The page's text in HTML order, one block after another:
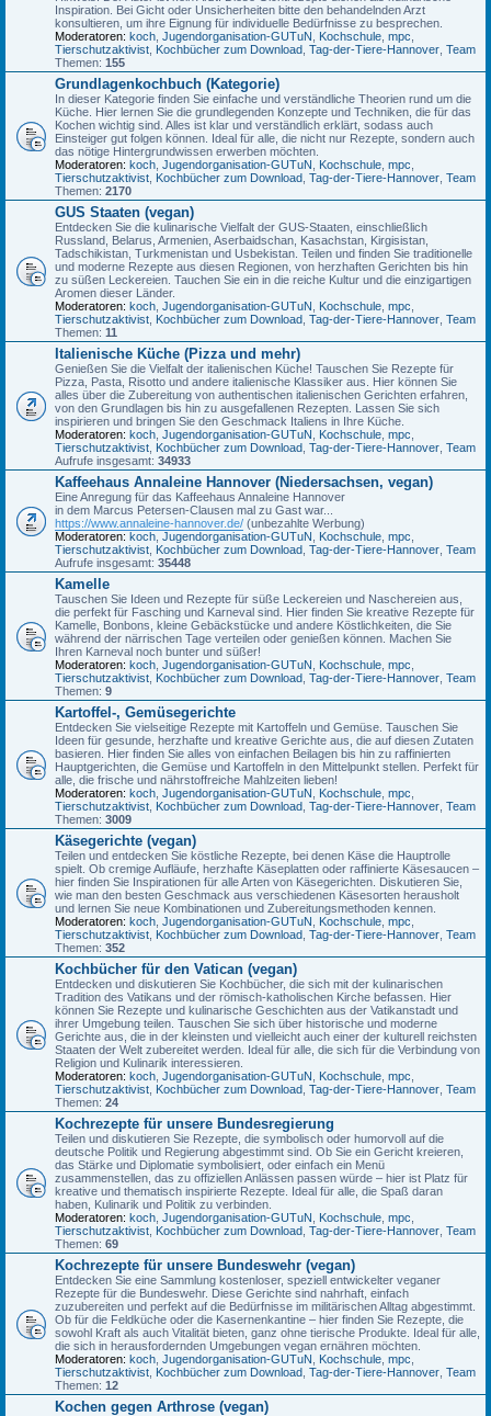
Inspiration. Bei Gicht oder Unsicherheiten bitte den behandelnden Arzt
konsultieren, um ihre Eignung für individuelle Bedürfnisse zu besprechen.
Moderatoren: koch Jugendorganisation-GUTuN Kochschule mpc
Tierschutzaktivist Kochbücher zum Download Tag-der-Tiere-Hannover Team
Themen: 155
Grundlagenkochbuch (Kategorie)
In dieser Kategorie finden Sie einfache und verständliche Theorien rund um die
Küche. Hier lernen Sie die grundlegenden Konzepte und Techniken, die für das
Kochen wichtig sind. Alles ist klar und verständlich erklärt, sodass auch
Einsteiger gut folgen können. Ideal für alle, die nicht nur Rezepte, sondern auch
das nötige Hintergrundwissen erwerben möchten.
Moderatoren: koch Jugendorganisation-GUTuN Kochschule mpc
Tierschutzaktivist Kochbücher zum Download Tag-der-Tiere-Hannover Team
Themen: 2170
GUS Staaten (vegan)
Entdecken Sie die kulinarische Vielfalt der GUS-Staaten, einschließlich
Russland, Belarus, Armenien, Aserbaidschan, Kasachstan, Kirgisistan,
Tadschikistan, Turkmenistan und Usbekistan. Teilen und finden Sie traditionelle
und moderne Rezepte aus diesen Regionen, von herzhaften Gerichten bis hin
zu süßen Leckereien. Tauchen Sie ein in die reiche Kultur und die einzigartigen
Aromen dieser Länder.
Moderatoren: koch Jugendorganisation-GUTuN Kochschule mpc
Tierschutzaktivist Kochbücher zum Download Tag-der-Tiere-Hannover Team
Themen: 11
Italienische Küche (Pizza und mehr)
Genießen Sie die Vielfalt der italienischen Küche! Tauschen Sie Rezepte für
Pizza, Pasta, Risotto und andere italienische Klassiker aus. Hier können Sie
alles über die Zubereitung von authentischen italienischen Gerichten erfahren,
von den Grundlagen bis hin zu ausgefallenen Rezepten. Lassen Sie sich
inspirieren und bringen Sie den Geschmack Italiens in Ihre Küche.
Moderatoren: koch Jugendorganisation-GUTuN Kochschule mpc
Tierschutzaktivist Kochbücher zum Download Tag-der-Tiere-Hannover Team
Aufrufe insgesamt: 34933
Kaffeehaus Annaleine Hannover (Niedersachsen, vegan)
Eine Anregung für das Kaffeehaus Annaleine Hannover
in dem Marcus Petersen-Clausen mal zu Gast war...
https://www.annaleine-hannover.de/ (unbezahlte Werbung)
Moderatoren: koch Jugendorganisation-GUTuN Kochschule mpc
Tierschutzaktivist Kochbücher zum Download Tag-der-Tiere-Hannover Team
Aufrufe insgesamt: 35448
Kamelle
Tauschen Sie Ideen und Rezepte für süße Leckereien und Naschereien aus,
die perfekt für Fasching und Karneval sind. Hier finden Sie kreative Rezepte für
Kamelle, Bonbons, kleine Gebäckstücke und andere Köstlichkeiten, die Sie
während der närrischen Tage verteilen oder genießen können. Machen Sie
Ihren Karneval noch bunter und süßer!
Moderatoren: koch Jugendorganisation-GUTuN Kochschule mpc
Tierschutzaktivist Kochbücher zum Download Tag-der-Tiere-Hannover Team
Themen: 9
Kartoffel-, Gemüsegerichte
Entdecken Sie vielseitige Rezepte mit Kartoffeln und Gemüse. Tauschen Sie
Ideen für gesunde, herzhafte und kreative Gerichte aus, die auf diesen Zutaten
basieren. Hier finden Sie alles von einfachen Beilagen bis hin zu raffinierten
Hauptgerichten, die Gemüse und Kartoffeln in den Mittelpunkt stellen. Perfekt für
alle, die frische und nährstoffreiche Mahlzeiten lieben!
Moderatoren: koch Jugendorganisation-GUTuN Kochschule mpc
Tierschutzaktivist Kochbücher zum Download Tag-der-Tiere-Hannover Team
Themen: 3009
Käsegerichte (vegan)
Teilen und entdecken Sie köstliche Rezepte, bei denen Käse die Hauptrolle
spielt. Ob cremige Aufläufe, herzhafte Käseplatten oder raffinierte Käsesaucen –
hier finden Sie Inspirationen für alle Arten von Käsegerichten. Diskutieren Sie,
wie man den besten Geschmack aus verschiedenen Käsesorten herausholt
und lernen Sie neue Kombinationen und Zubereitungsmethoden kennen.
Moderatoren: koch Jugendorganisation-GUTuN Kochschule mpc
Tierschutzaktivist Kochbücher zum Download Tag-der-Tiere-Hannover Team
Themen: 352
Kochbücher für den Vatican (vegan)
Entdecken und diskutieren Sie Kochbücher, die sich mit der kulinarischen
Tradition des Vatikans und der römisch-katholischen Kirche befassen. Hier
können Sie Rezepte und kulinarische Geschichten aus der Vatikanstadt und
ihrer Umgebung teilen. Tauschen Sie sich über historische und moderne
Gerichte aus, die in der kleinsten und vielleicht auch einer der kulturell reichsten
Staaten der Welt zubereitet werden. Ideal für alle, die sich für die Verbindung von
Religion und Kulinarik interessieren.
Moderatoren: koch Jugendorganisation-GUTuN Kochschule mpc
Tierschutzaktivist Kochbücher zum Download Tag-der-Tiere-Hannover Team
Themen: 24
Kochrezepte für unsere Bundesregierung
Teilen und diskutieren Sie Rezepte, die symbolisch oder humorvoll auf die
deutsche Politik und Regierung abgestimmt sind. Ob Sie ein Gericht kreieren,
das Stärke und Diplomatie symbolisiert, oder einfach ein Menü
zusammenstellen, das zu offiziellen Anlässen passen würde – hier ist Platz für
kreative und thematisch inspirierte Rezepte. Ideal für alle, die Spaß daran
haben, Kulinarik und Politik zu verbinden.
Moderatoren: koch Jugendorganisation-GUTuN Kochschule mpc
Tierschutzaktivist Kochbücher zum Download Tag-der-Tiere-Hannover Team
Themen: 69
Kochrezepte für unsere Bundeswehr (vegan)
Entdecken Sie eine Sammlung kostenloser, speziell entwickelter veganer
Rezepte für die Bundeswehr. Diese Gerichte sind nahrhaft, einfach
zuzubereiten und perfekt auf die Bedürfnisse im militärischen Alltag abgestimmt.
Ob für die Feldküche oder die Kasernenkantine – hier finden Sie Rezepte, die
sowohl Kraft als auch Vitalität bieten, ganz ohne tierische Produkte. Ideal für alle,
die sich in herausfordernden Umgebungen vegan ernähren möchten.
Moderatoren: koch Jugendorganisation-GUTuN Kochschule mpc
Tierschutzaktivist Kochbücher zum Download Tag-der-Tiere-Hannover Team
Themen: 12
Kochen gegen Arthrose (vegan)